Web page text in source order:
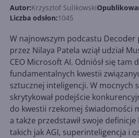
Autor:Krzysztof Sulikowski
Liczba odsłon:1045
W najnowszym podcastu
przez Nilaya Patela wziął udział
CEO Microsoft AI. Odniósł się tam
fundamentalnych kwestii
sztucznej inteligencji. W mocnych
skrytykował podejście
do kwestii rzekomej świadomości
a także przedstawił swoje
takich jak AGI, superinteligencja i